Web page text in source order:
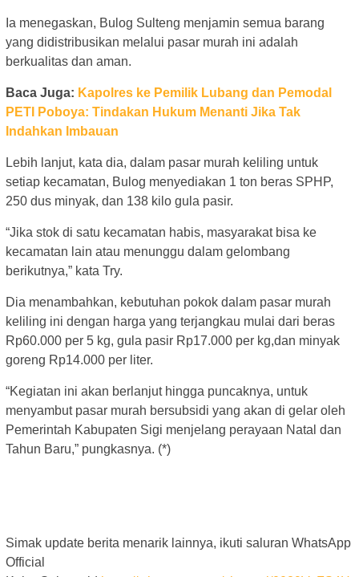
Ia menegaskan, Bulog Sulteng menjamin semua barang
yang didistribusikan melalui pasar murah ini adalah
berkualitas dan aman.
Baca Juga: Kapolres ke Pemilik Lubang dan Pemodal
PETI Poboya: Tindakan Hukum Menanti Jika Tak
Indahkan Imbauan
Lebih lanjut, kata dia, dalam pasar murah keliling untuk
setiap kecamatan, Bulog menyediakan 1 ton beras SPHP,
250 dus minyak, dan 138 kilo gula pasir.
“Jika stok di satu kecamatan habis, masyarakat bisa ke
kecamatan lain atau menunggu dalam gelombang
berikutnya,” kata Try.
Dia menambahkan, kebutuhan pokok dalam pasar murah
keliling ini dengan harga yang terjangkau mulai dari beras
Rp60.000 per 5 kg, gula pasir Rp17.000 per kg,dan minyak
goreng Rp14.000 per liter.
“Kegiatan ini akan berlanjut hingga puncaknya, untuk
menyambut pasar murah bersubsidi yang akan di gelar oleh
Pemerintah Kabupaten Sigi menjelang perayaan Natal dan
Tahun Baru,” pungkasnya. (*)
Simak update berita menarik lainnya, ikuti saluran WhatsApp
Official